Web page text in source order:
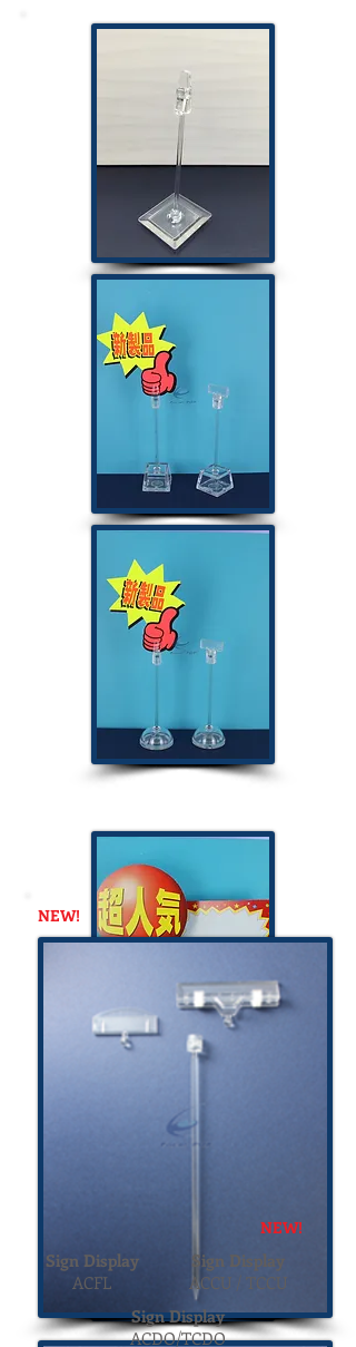
NEW!
NEW!
Sign Display
ACFL
Sign Display
ACCU / TCCU
Sign Display
ACDO/TCDO